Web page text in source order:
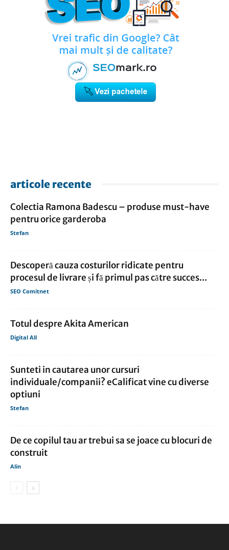
articole recente
Colectia Ramona Badescu – produse must-have
pentru orice garderoba
Stefan
Descoperă cauza costurilor ridicate pentru
procesul de livrare și fă primul pas către succes...
SEO Comitnet
Totul despre Akita American
Digital All
Sunteti in cautarea unor cursuri
individuale/companii? eCalificat vine cu diverse
optiuni
Stefan
De ce copilul tau ar trebui sa se joace cu blocuri de
construit
Alin